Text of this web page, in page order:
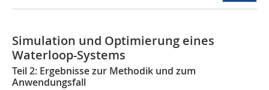
Simulation und Optimierung eines
Waterloop-Systems
Teil 2: Ergebnisse zur Methodik und zum
Anwendungsfall